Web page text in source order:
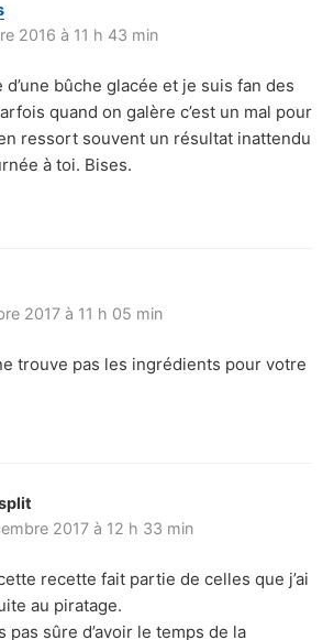
i
:
2016 à 11 h 43 min
d’une bûche glacée et je suis fan des
quand on galère c’est un mal pour
ressort souvent un résultat inattendu
à toi. Bises.
2017 à 11 h 05 min
trouve pas les ingrédients pour votre
i
:
2017 à 12 h 33 min
recette fait partie de celles que j’ai
au piratage.
pas sûre d’avoir le temps de la